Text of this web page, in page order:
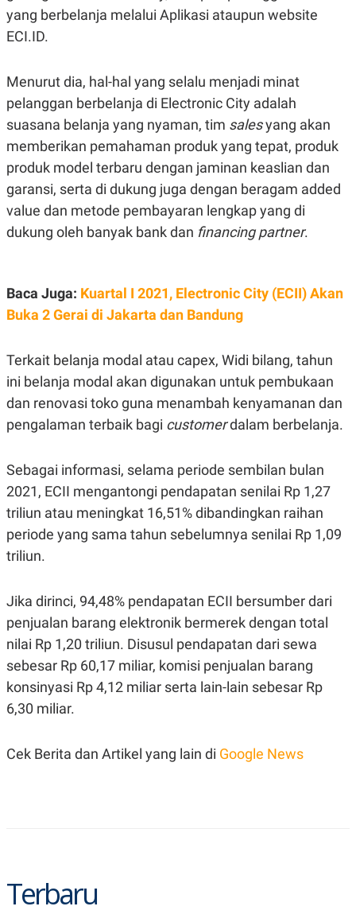
S
K
E
N
E
R
I
A
V
E
E
S
T
A
R
KANAL
S
T
D
A
T
A
G
E
S
O
T
A
N
T
I
S
U
S
JARINGAN
K
O
N
T
N
A
C
E
P
R
E
S
R
E
L
S
A
N
J
A
yang berbelanja melalui Aplikasi ataupun website
ECI.ID.
Menurut dia, hal-hal yang selalu menjadi minat
pelanggan berbelanja di Electronic City adalah
suasana belanja yang nyaman, tim salesyang akan
memberikan pemahaman produk yang tepat, produk
produk model terbaru dengan jaminan keaslian dan
garansi, serta di dukung juga dengan beragam added
value dan metode pembayaran lengkap yang di
dukung oleh banyak bank dan financing partner.
Baca Juga: Kuartal I 2021, Electronic City (ECII) Akan
Buka 2 Gerai di Jakarta dan Bandung
Terkait belanja modal atau capex, Widi bilang, tahun
ini belanja modal akan digunakan untuk pembukaan
dan renovasi toko guna menambah kenyamanan dan
pengalaman terbaik bagi customerdalam berbelanja.
Sebagai informasi, selama periode sembilan bulan
2021, ECII mengantongi pendapatan senilai Rp 1,27
triliun atau meningkat 16,51% dibandingkan raihan
periode yang sama tahun sebelumnya senilai Rp 1,09
triliun.
Jika dirinci, 94,48% pendapatan ECII bersumber dari
penjualan barang elektronik bermerek dengan total
nilai Rp 1,20 triliun. Disusul pendapatan dari sewa
sebesar Rp 60,17 miliar, komisi penjualan barang
konsinyasi Rp 4,12 miliar serta lain-lain sebesar Rp
6,30 miliar.
Cek Berita dan Artikel yang lain di Google News
Terbaru